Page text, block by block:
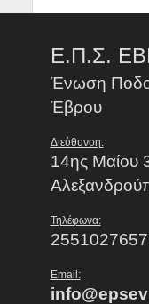
Ε.Π.Σ.
Ένωση
Έβρου
Διεύθυνση:
14ης Μαίου
Τηλέφωνα:
Email: